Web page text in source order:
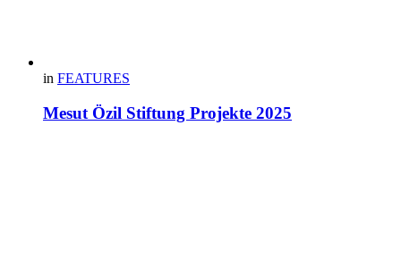
in FEATURES
Mesut Özil Stiftung Projekte 2025